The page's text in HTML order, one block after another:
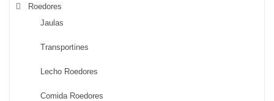
Roedores
Jaulas
Transportines
Lecho Roedores
Comida Roedores